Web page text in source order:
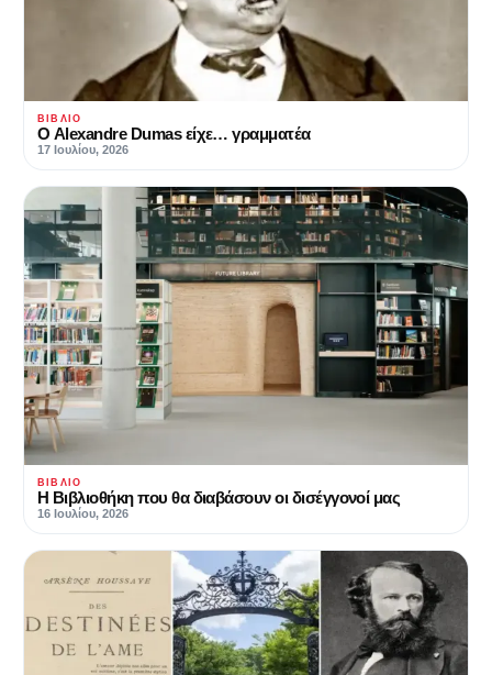
ΒΙΒΛΊΟ
Ο Alexandre Dumas είχε… γραμματέα
17 Ιουλίου, 2026
ΒΙΒΛΊΟ
Η Βιβλιοθήκη που θα διαβάσουν οι δισέγγονοί μας
16 Ιουλίου, 2026